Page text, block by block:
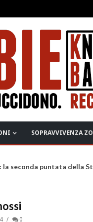
SOPRAVVIVENZA
seconda puntata della
0